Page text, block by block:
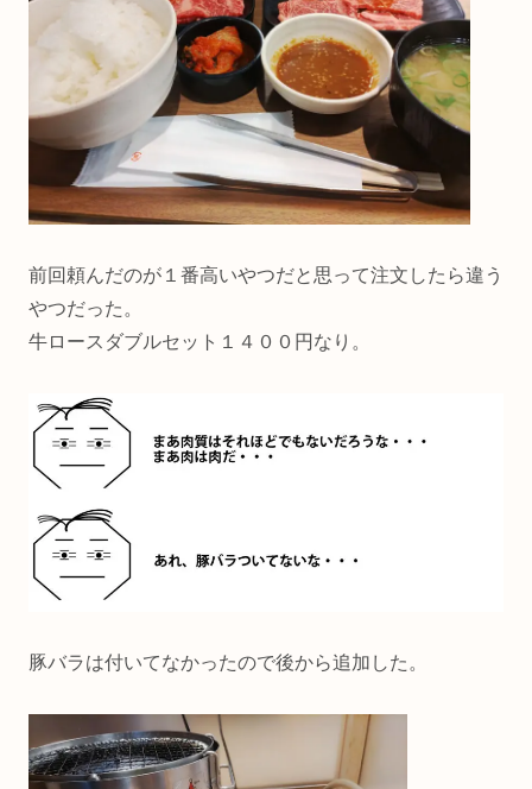
前回頼んだのが１番高いやつだと思って注文したら違う
やつだった。
牛ロースダブルセット１４００円なり。
豚バラは付いてなかったので後から追加した。